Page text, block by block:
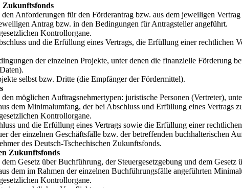
Zukunftsfonds
Anforderungen für den Förderantrag bzw. aus dem jeweiligen
Antrag bzw. in den Bedingungen für Antragsteller angeführt.
Kontrollorgane.
und die Erfüllung eines Vertrags, die Erfüllung einer
der einzelnen Projekte, unter denen die finanzielle
selbst bzw. Dritte (die Empfänger der Fördermittel).
möglichen Auftragsnehmertypen: juristische Personen (Vertreter),
dem Minimalumfang, der bei Abschluss und Erfüllung eines Vertrags
Kontrollorgane.
und die Erfüllung eines Vertrags sowie die Erfüllung einer
der einzelnen Geschäftsfälle bzw. der betreffenden buchhalterischen
des Deutsch-Tschechischen Zukunftsfonds.
Zukunftsfonds
Gesetz über Buchführung, der Steuergesetzgebung und dem Gesetz
dem im Rahmen der einzelnen Buchführungsfälle angeführten
Kontrollorgane.